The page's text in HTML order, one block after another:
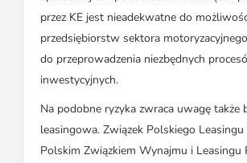
przez KE jest nieadekwatne do
przedsiębiorstw sektora
do przeprowadzenia niezbędnych
inwestycyjnych.
Na podobne ryzyka zwraca uwagę także
leasingowa. Związek Polskiego Leasingu
Polskim Związkiem Wynajmu i Leasingu